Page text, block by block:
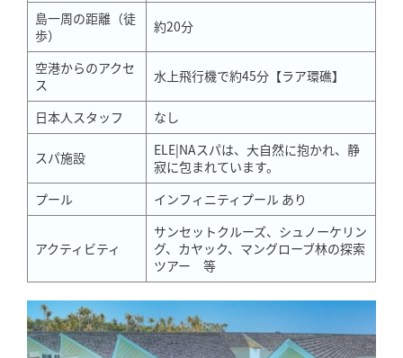
島一周の距離（徒
歩）
約20分
空港からのアクセ
ス
水上飛行機で約45分【ラア環礁】
日本人スタッフ なし
スパ施設
ELE|NAスパは、大自然に抱かれ、静
寂に包まれています。
プール
インフィニティプール あり
アクティビティ
サンセットクルーズ、シュノーケリン
グ、カヤック、マングローブ林の探索
ツアー 等